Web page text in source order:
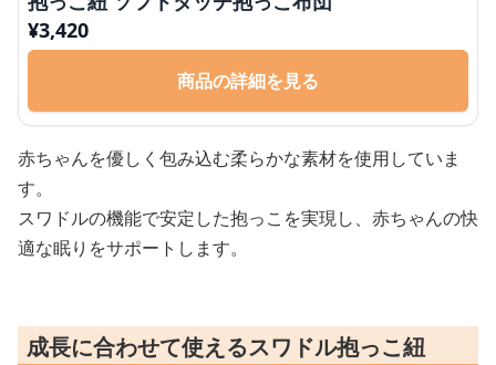
¥3,420
商品の詳細を見る
赤ちゃんを優しく包み込む柔らかな素材を使用していま
す。
スワドルの機能で安定した抱っこを実現し、赤ちゃんの快
適な眠りをサポートします。
成長に合わせて使えるスワドル抱っこ紐